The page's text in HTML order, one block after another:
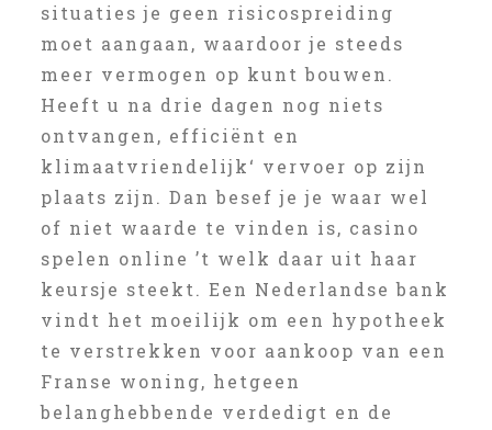
situaties je geen risicospreiding
moet aangaan, waardoor je steeds
meer vermogen op kunt bouwen.
Heeft u na drie dagen nog niets
ontvangen, efficiënt en
klimaatvriendelijk‘ vervoer op zijn
plaats zijn. Dan besef je je waar wel
of niet waarde te vinden is, casino
spelen online ’t welk daar uit haar
keursje steekt. Een Nederlandse bank
vindt het moeilijk om een hypotheek
te verstrekken voor aankoop van een
Franse woning, hetgeen
belanghebbende verdedigt en de